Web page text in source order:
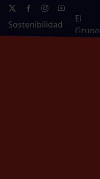
Sostenibilidad
El
Grupo